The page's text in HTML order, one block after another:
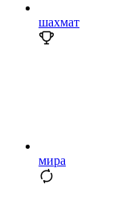
шахмат
мира